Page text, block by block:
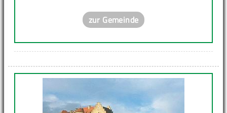
zur Gemeinde